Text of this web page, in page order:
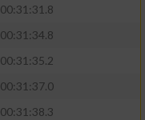
00:31:31.8
00:31:34.8
00:31:35.2
00:31:37.0
00:31:38.3